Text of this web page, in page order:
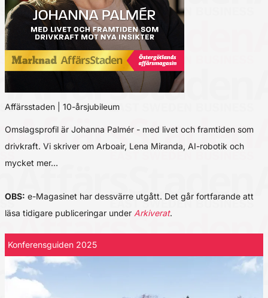
Affärsstaden | 10-årsjubileum
Omslagsprofil är Johanna Palmér - med livet och framtiden som
drivkraft. Vi skriver om Arboair, Lena Miranda, AI-robotik och
mycket mer…
OBS: e-Magasinet har dessvärre utgått. Det går fortfarande att
läsa tidigare publiceringar under Arkiverat.
Konferensguiden 2025